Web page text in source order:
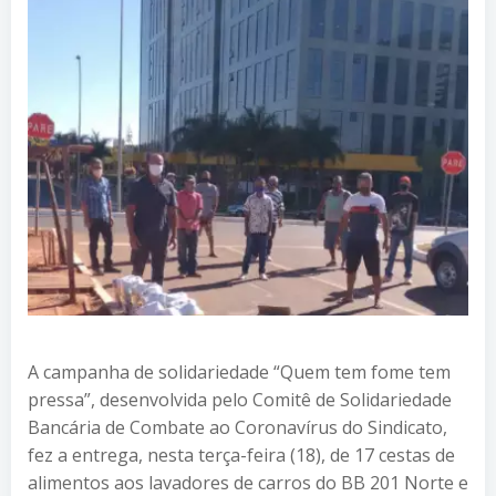
A campanha de solidariedade “Quem tem fome tem
pressa”, desenvolvida pelo Comitê de Solidariedade
Bancária de Combate ao Coronavírus do Sindicato,
fez a entrega, nesta terça-feira (18), de 17 cestas de
alimentos aos lavadores de carros do BB 201 Norte e